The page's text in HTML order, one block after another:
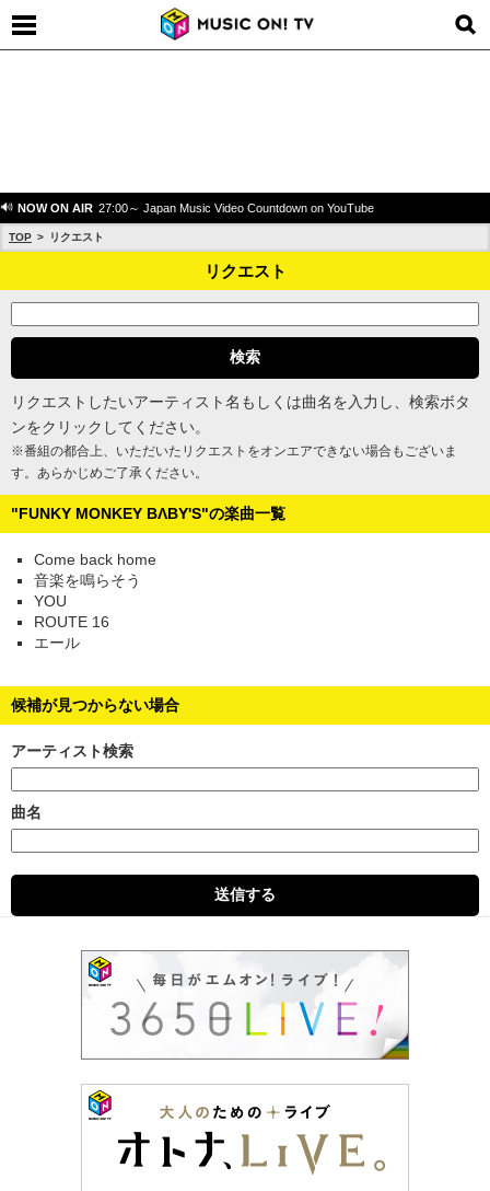
NOW ON AIR 27:00～ Japan Music Video Countdown on YouTube
TOP リクエスト
リクエスト
リクエストしたいアーティスト名もしくは曲名を入力し、検索ボタ
ンをクリックしてください。
※番組の都合上、いただいたリクエストをオンエアできない場合もございま
す。あらかじめご了承ください。
"FUNKY MONKEY BΛBY'S"の楽曲一覧
Come back home
音楽を鳴らそう
YOU
ROUTE 16
エール
候補が見つからない場合
アーティスト検索
曲名